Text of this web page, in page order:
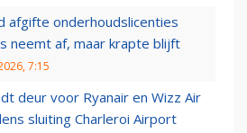
afgifte onderhoudslicenties
neemt af, maar krapte blijft
7:15
deur voor Ryanair en Wizz Air
sluiting Charleroi Airport